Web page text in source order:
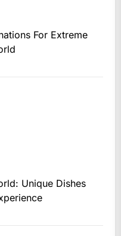
For Extreme
Unique Dishes